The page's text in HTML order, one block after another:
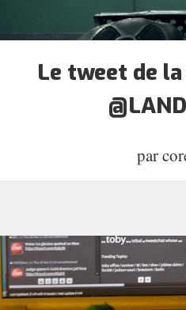
Le tweet de
par